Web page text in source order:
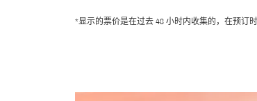
*显示的票价是在过去 48 小时内收集的，在预订